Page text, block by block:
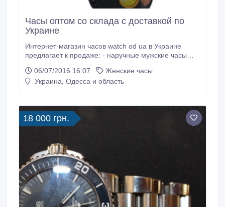
Часы оптом со склада с доставкой по
Украине
Интернет-магазин часов watch od ua в Украине
предлагает к продаже: - наручные мужские часы
настольные часы; - умные часы оптом. Такие
бренды как Casio, Guardo, Alberto Kavalli, Elite,
06/07/2016 16:07
Женские часы
Украина, Одесса и область
18 000 грн.